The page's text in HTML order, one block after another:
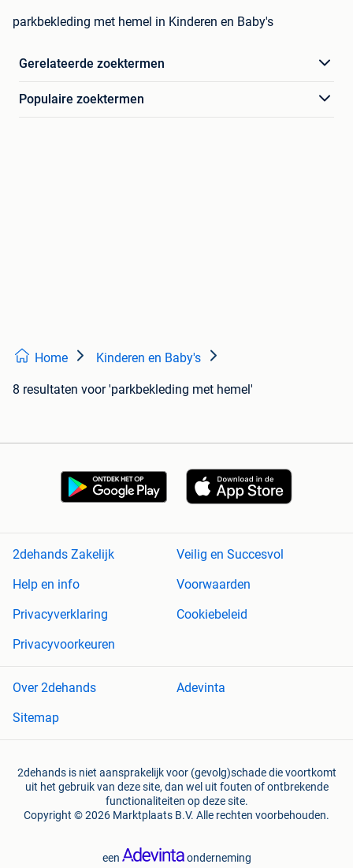
parkbekleding met hemel in Kinderen en Baby's
Gerelateerde zoektermen
Populaire zoektermen
Home Kinderen en Baby's
8 resultaten voor 'parkbekleding met hemel'
2dehands Zakelijk
Veilig en Succesvol
Help en info
Voorwaarden
Privacyverklaring
Cookiebeleid
Privacyvoorkeuren
Over 2dehands
Adevinta
Sitemap
2dehands is niet aansprakelijk voor (gevolg)schade die voortkomt
uit het gebruik van deze site, dan wel uit fouten of ontbrekende
functionaliteiten op deze site.
Copyright © 2026 Marktplaats B.V. Alle rechten voorbehouden.
een onderneming